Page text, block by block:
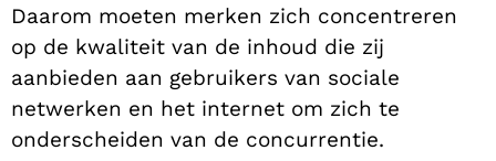
Daarom moeten merken zich concentreren
op de kwaliteit van de inhoud die zij
aanbieden aan gebruikers van sociale
netwerken en het internet om zich te
onderscheiden van de concurrentie.